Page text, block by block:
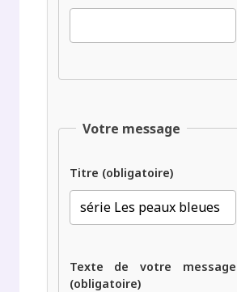
Votre message
Titre (obligatoire)
Texte de votre message
(obligatoire)